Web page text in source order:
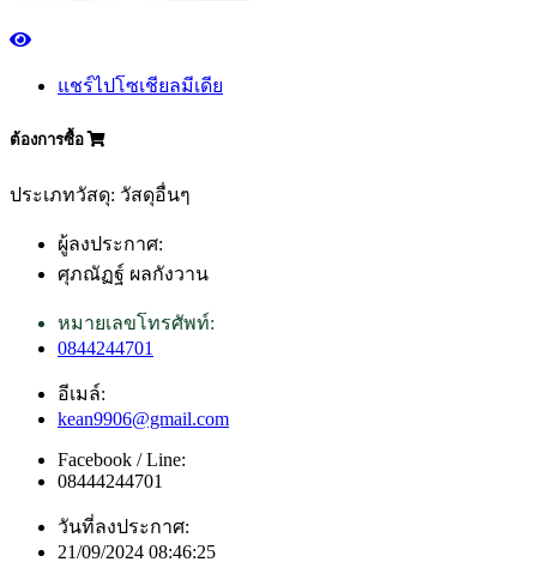
แชร์ไปโซเชียลมีเดีย
ต้องการซื้อ
ประเภทวัสดุ: วัสดุอื่นๆ
ผู้ลงประกาศ:
ศุภณัฏฐ์ ผลกังวาน
หมายเลขโทรศัพท์:
0844244701
อีเมล์:
kean9906@gmail.com
Facebook / Line:
08444244701
วันที่ลงประกาศ:
21/09/2024 08:46:25